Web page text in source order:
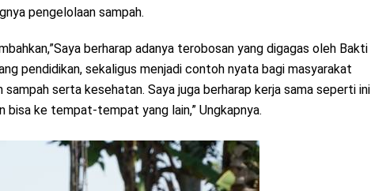
pengelolaan sampah.
berharap adanya terobosan yang digagas oleh Bakti
pendidikan, sekaligus menjadi contoh nyata bagi masyarakat
serta kesehatan. Saya juga berharap kerja sama seperti ini
bisa ke tempat-tempat yang lain,” Ungkapnya.